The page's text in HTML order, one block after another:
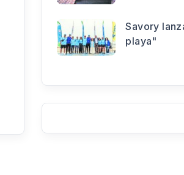
Savory
playa"